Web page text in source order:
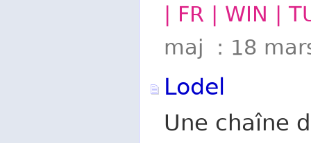
| FR | WIN |
maj : 18
Lodel
Une chaîne